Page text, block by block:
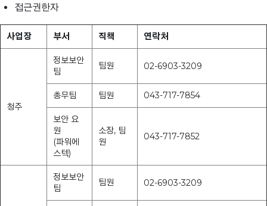
접근권한자
사업장 부서 직책 연락처
청주
정보보안
팀
팀원 02-6903-3209
총무팀 팀원 043-717-7854
보안 요
원
(파워에
스텍)
소장, 팀
원
043-717-7852
정보보안
팀
팀원 02-6903-3209